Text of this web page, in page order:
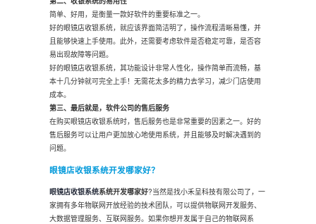
简单、好用，是衡量一款好软件的重要标准之一。
好的眼镜店收银系统，就应该界面简洁明了，操作流程清晰易懂，并
且能够快速上手使用。此外，还需要考虑软件是否稳定可靠，是否容
易出现故障等问题。
好的眼镜店收银系统，其功能设计非常人性化，操作简单而流畅，基
本十几分钟就可完全上手！无需花太多的精力去学习，减少门店使用
成本。
第三、最后就是，软件公司的售后服务
在购买眼镜店收银系统时，售后服务也是非常重要的因素之一。好的
售后服务可以让用户更加放心地使用系统，并且能够及时解决遇到的
问题。
眼镜店收银系统开发哪家好？
眼镜店收银系统系统开发哪家好?当然是找小禾呈科技有限公司了，一
家拥有多年物联网开放经验的技术团队，可以提供物联网开发服务、
大数据管理服务、互联网服务。如果你想开发属于自己的物联网系